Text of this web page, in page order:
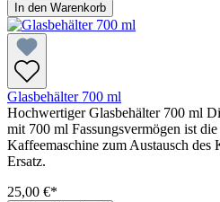
In den Warenkorb
Glasbehälter 700 ml
Hochwertiger Glasbehälter 700 ml
mit 700 ml Fassungsvermögen ist
Kaffeemaschine zum Austausch des
Ersatz.
25,00 €*